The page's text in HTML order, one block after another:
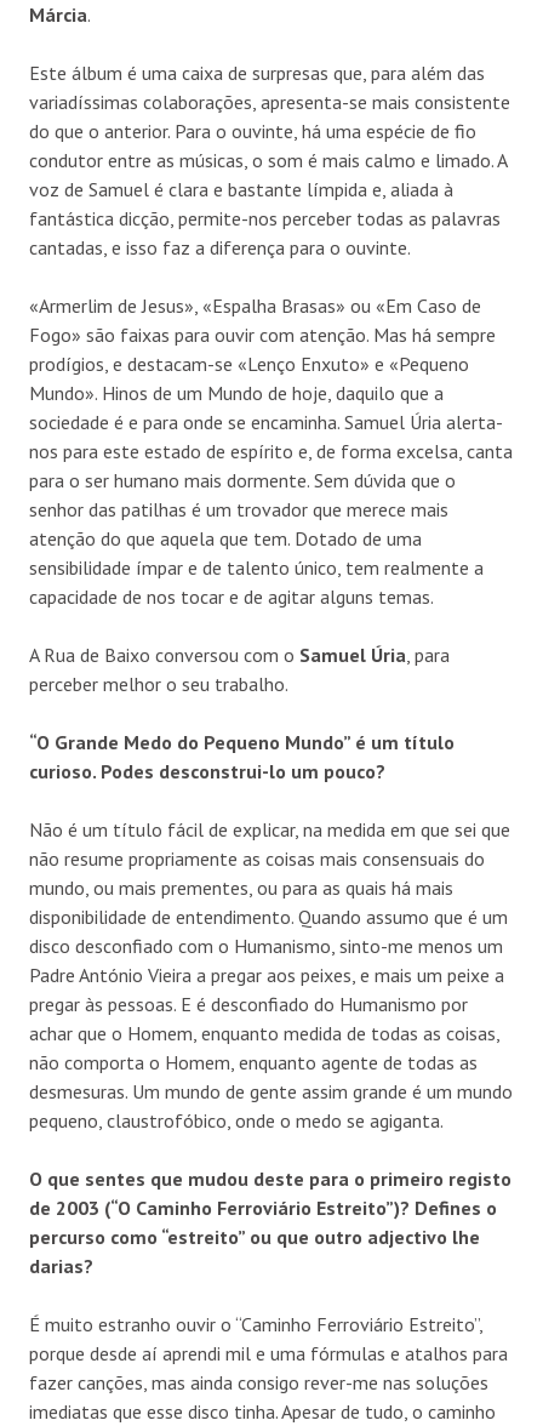
Márcia.
Este álbum é uma caixa de surpresas que, para além das
variadíssimas colaborações, apresenta-se mais consistente
do que o anterior. Para o ouvinte, há uma espécie de fio
condutor entre as músicas, o som é mais calmo e limado. A
voz de Samuel é clara e bastante límpida e, aliada à
fantástica dicção, permite-nos perceber todas as palavras
cantadas, e isso faz a diferença para o ouvinte.
«Armerlim de Jesus», «Espalha Brasas» ou «Em Caso de
Fogo» são faixas para ouvir com atenção. Mas há sempre
prodígios, e destacam-se «Lenço Enxuto» e «Pequeno
Mundo». Hinos de um Mundo de hoje, daquilo que a
sociedade é e para onde se encaminha. Samuel Úria alerta-
nos para este estado de espírito e, de forma excelsa, canta
para o ser humano mais dormente. Sem dúvida que o
senhor das patilhas é um trovador que merece mais
atenção do que aquela que tem. Dotado de uma
sensibilidade ímpar e de talento único, tem realmente a
capacidade de nos tocar e de agitar alguns temas.
A Rua de Baixo conversou com o Samuel Úria , para
perceber melhor o seu trabalho.
“O Grande Medo do Pequeno Mundo” é um título
curioso. Podes desconstrui-lo um pouco?
Não é um título fácil de explicar, na medida em que sei que
não resume propriamente as coisas mais consensuais do
mundo, ou mais prementes, ou para as quais há mais
disponibilidade de entendimento. Quando assumo que é um
disco desconfiado com o Humanismo, sinto-me menos um
Padre António Vieira a pregar aos peixes, e mais um peixe a
pregar às pessoas. E é desconfiado do Humanismo por
achar que o Homem, enquanto medida de todas as coisas,
não comporta o Homem, enquanto agente de todas as
desmesuras. Um mundo de gente assim grande é um mundo
pequeno, claustrofóbico, onde o medo se agiganta.
O que sentes que mudou deste para o primeiro registo
de 2003 (“O Caminho Ferroviário Estreito”)? Defines o
percurso como “estreito” ou que outro adjectivo lhe
darias?
É muito estranho ouvir o “Caminho Ferroviário Estreito”,
porque desde aí aprendi mil e uma fórmulas e atalhos para
fazer canções, mas ainda consigo rever-me nas soluções
imediatas que esse disco tinha. Apesar de tudo, o caminho